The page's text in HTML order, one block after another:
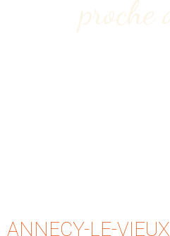
ANNECY-LE-VIEUX